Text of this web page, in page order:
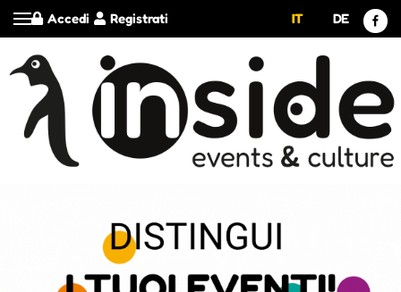
Registrati
Accedi IT DE